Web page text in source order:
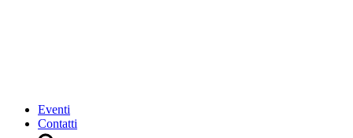
Eventi
Contatti